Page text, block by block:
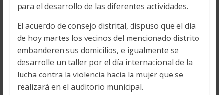
para el desarrollo de las diferentes actividades.
El acuerdo de consejo distrital, dispuso que el día
de hoy martes los vecinos del mencionado distrito
embanderen sus domicilios, e igualmente se
desarrolle un taller por el día internacional de la
lucha contra la violencia hacia la mujer que se
realizará en el auditorio municipal.